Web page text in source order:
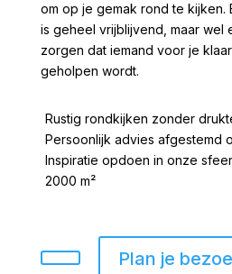
om op je gemak rond te kijken.
is geheel vrijblijvend, maar wel
zorgen dat iemand voor je
geholpen wordt.
Rustig rondkijken zonder
Persoonlijk advies afgestemd
Inspiratie opdoen in onze
2000 m²
Plan je